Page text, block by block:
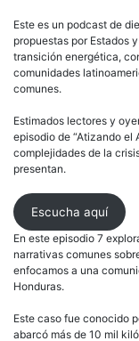
Este es un podcast de
propuestas por Estados
transición energética,
comunidades
comunes.
Estimados lectores y
episodio de “Atizando el
complejidades de la
presentan.
Escucha aquí
En este episodio 7
narrativas comunes
enfocamos a una
Honduras.
Este caso fue conocido
abarcó más de 10 mil